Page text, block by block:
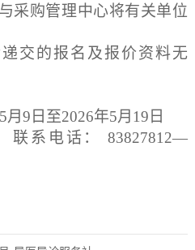
采购管理中心将有关单位
交的报名及报价资料无
5月 9 日至2026年5月 19 日
联系电话：
83827812—